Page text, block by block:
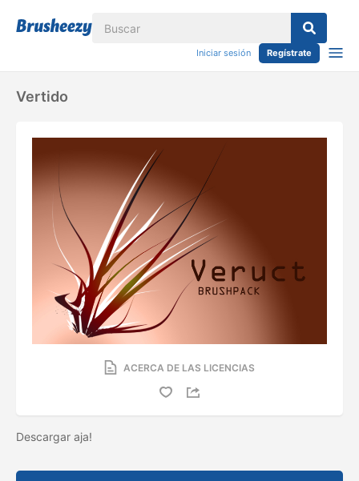
Iniciar sesión Regístrate
Vertido
ACERCA DE LAS LICENCIAS
Descargar aja!